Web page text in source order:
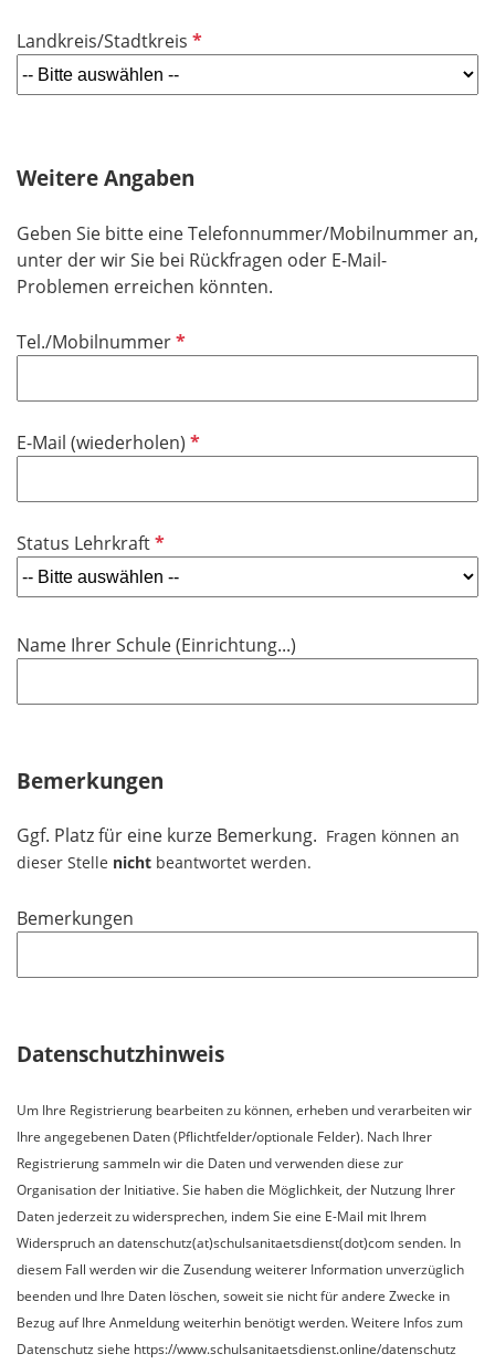
Landkreis/Stadtkreis P
l
h
f
e
l
Weitere Angaben
Geben Sie bitte eine Telefonnummer/Mobilnummer an,
unter der wir Sie bei Rückfragen oder E-Mail-
Problemen erreichen könnten.
Tel./MobilnummerP
c
t
e
l
E-Mail (wiederholen) P
t
e
d
Status LehrkraftP
f
l
c
t
l
Name Ihrer Schule (Einrichtung...)
Bemerkungen
Ggf. Platz für eine kurze Bemerkung. Fragen können an
dieser Stelle nicht beantwortet werden.
Bemerkungen
Datenschutzhinweis
Um Ihre Registrierung bearbeiten zu können, erheben und verarbeiten wir
Ihre angegebenen Daten (Pflichtfelder/optionale Felder).​​​​​​​ Nach Ihrer
Registrierung sammeln wir die Daten und verwenden diese zur
Organisation der Initiative. Sie haben die Möglichkeit, der Nutzung Ihrer
Daten jederzeit zu widersprechen, indem Sie eine E-Mail mit Ihrem
Widerspruch an datenschutz(at)schulsanitaetsdienst(dot)com senden. In
diesem Fall werden wir die Zusendung weiterer Information unverzüglich
beenden und Ihre Daten löschen, soweit sie nicht für andere Zwecke in
Bezug auf Ihre Anmeldung weiterhin benötigt werden. Weitere Infos zum
Datenschutz siehe https://www.schulsanitaetsdienst.online/datenschutz